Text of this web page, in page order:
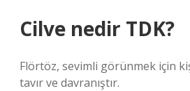
Cilve nedir TDK?
Flörtöz, sevimli görünmek için
tavır ve davranıştır.